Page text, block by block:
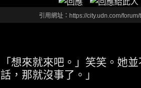
引用網址：https://city.udn.com/
「想來就來吧。」笑笑。她
話，那就沒事了。」